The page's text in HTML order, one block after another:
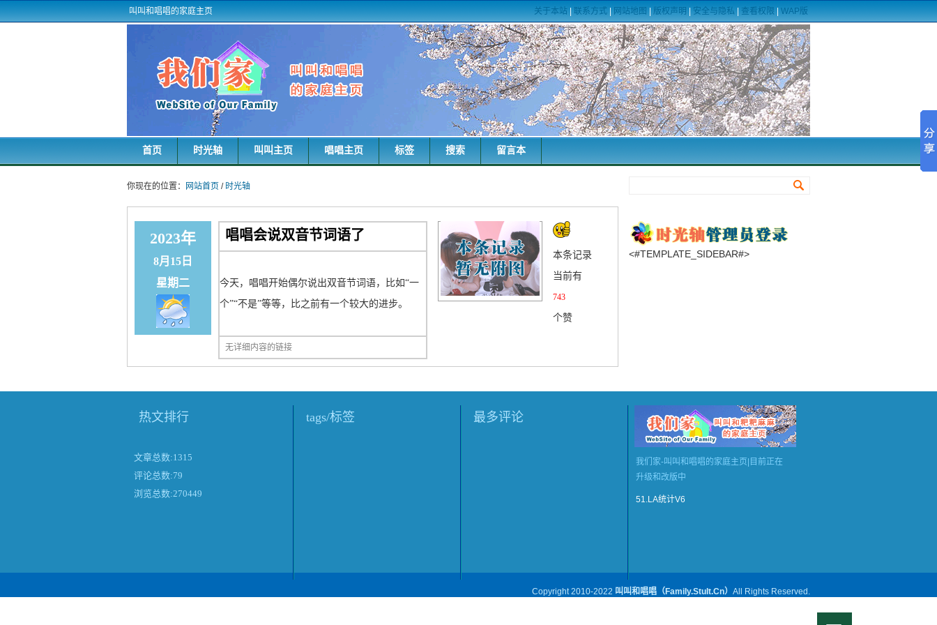
关于本站 联系方式 网站地图 版权声明 安全与隐私 查看权限 WAP版
叫叫和唱唱的家庭主页
首页 时光轴 叫叫主页 唱唱主页 标签 搜索 留言本
你现在的位置： 网站首页 / 时光轴
2023年
8月15日
星期二
唱唱会说双音节词语了
今天，唱唱开始偶尔说出双音节词语，比如“一
个”“不是”等等，比之前有一个较大的进步。
无详细内容的链接
本条记录
当前有
743
个赞
<#TEMPLATE_SIDEBAR#>
热文排行
文章总数:1315
评论总数:79
浏览总数:270449
tags/标签 最多评论
我们家-叫叫和唱唱的家庭主页|目前正在
升级和改版中
51.LA统计V6
Copyright 2010-2022 叫叫和唱唱（Family.StuIt.Cn） All Rights Reserved.